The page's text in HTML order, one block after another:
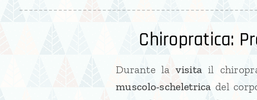
Chiropratica:
Durante lavisita il
muscolo-scheletrica del